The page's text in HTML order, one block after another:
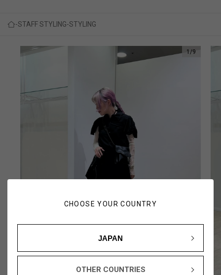
CHOOSE YOUR COUNTRY
JAPAN
OTHER COUNTRIES
STAFF STYLING STYLING
1 /9